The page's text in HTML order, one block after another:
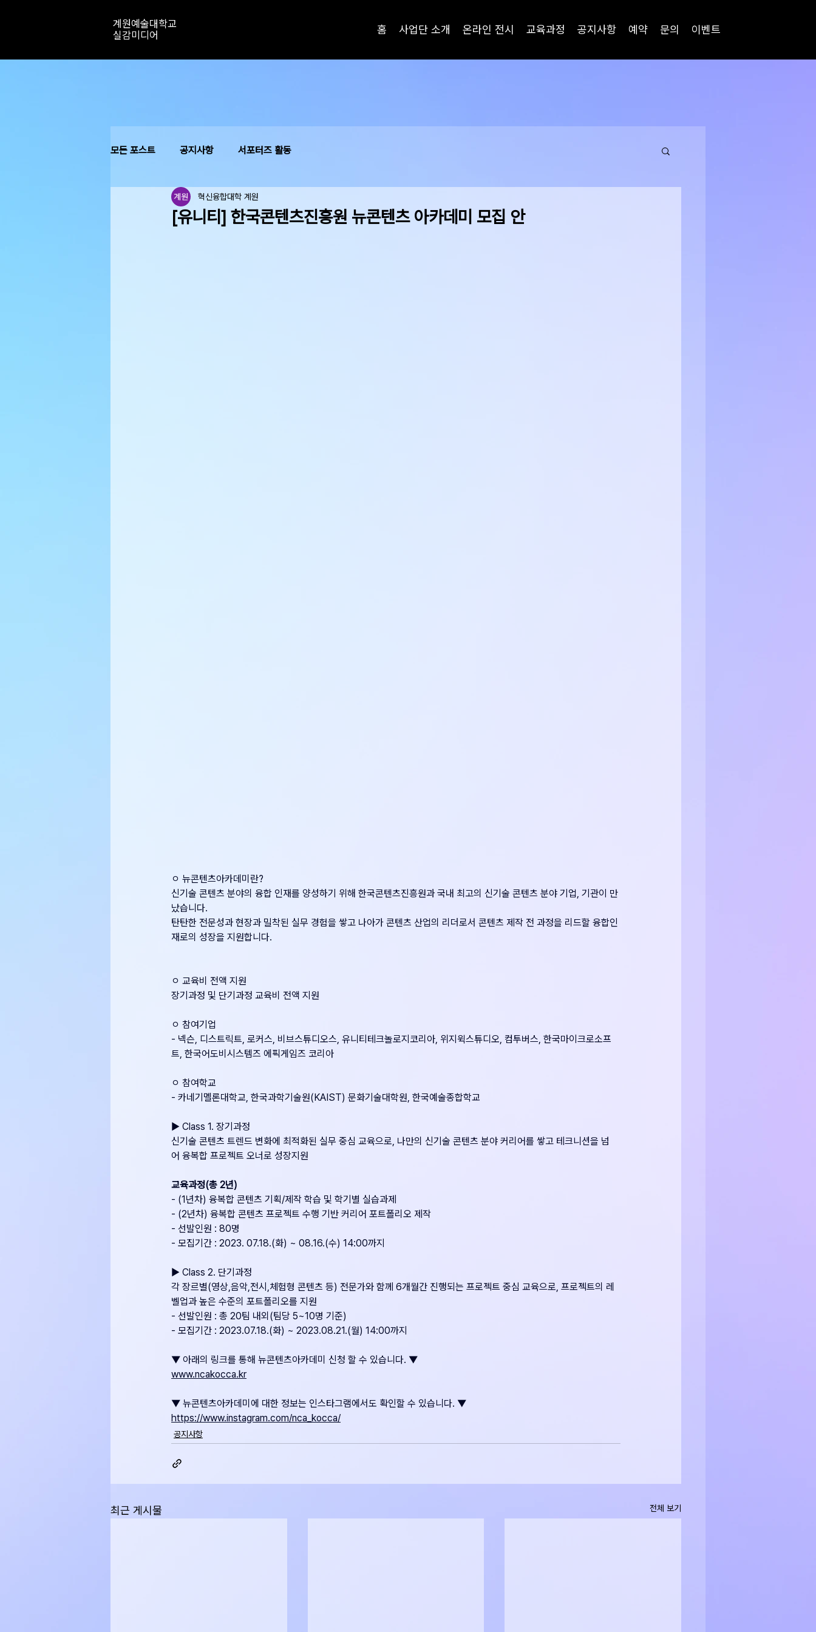
계원예술대학교
실감미디어
홈 사업단 소개 온라인 전시 교육과정 공지사항 예약 문의 이벤트
모든 포스트 공지사항 서포터즈 활동
[유니티] 한국콘텐츠진흥원 뉴콘텐츠 아카데미 모집 안
혁신융합대학 계원
ㅇ 뉴콘텐츠아카데미란?
신기술 콘텐츠 분야의 융합 인재를 양성하기 위해 한국콘텐츠진흥원과 국내 최고의 신기술 콘텐츠 분야 기업, 기관이 만
났습니다.
탄탄한 전문성과 현장과 밀착된 실무 경험을 쌓고 나아가 콘텐츠 산업의 리더로서 콘텐츠 제작 전 과정을 리드할 융합인
재로의 성장을 지원합니다.
ㅇ 교육비 전액 지원
장기과정 및 단기과정 교육비 전액 지원
ㅇ 참여기업
- 넥슨, 디스트릭트, 로커스, 비브스튜디오스, 유니티테크놀로지코리아, 위지윅스튜디오, 컴투버스, 한국마이크로소프
트, 한국어도비시스템즈 에픽게임즈 코리아
ㅇ 참여학교
- 카네기멜론대학교, 한국과학기술원(KAIST) 문화기술대학원, 한국예술종합학교
▶ Class 1. 장기과정
신기술 콘텐츠 트렌드 변화에 최적화된 실무 중심 교육으로, 나만의 신기술 콘텐츠 분야 커리어를 쌓고 테크니션을 넘
어 융복합 프로젝트 오너로 성장지원
교육과정(총 2년)
- (1년차) 융복합 콘텐츠 기획/제작 학습 및 학기별 실습과제
- (2년차) 융복합 콘텐츠 프로젝트 수행 기반 커리어 포트폴리오 제작
- 선발인원 : 80명
- 모집기간 : 2023. 07.18.(화) ~ 08.16.(수) 14:00까지
▶ Class 2. 단기과정
각 장르별(영상,음악,전시,체험형 콘텐츠 등) 전문가와 함께 6개월간 진행되는 프로젝트 중심 교육으로, 프로젝트의 레
벨업과 높은 수준의 포트폴리오를 지원
- 선발인원 : 총 20팀 내외(팀당 5~10명 기준)
- 모집기간 : 2023.07.18.(화) ~ 2023.08.21.(월) 14:00까지
▼ 아래의 링크를 통해 뉴콘텐츠아카데미 신청 할 수 있습니다. ▼
www.ncakocca.kr
▼ 뉴콘텐츠아카데미에 대한 정보는 인스타그램에서도 확인할 수 있습니다. ▼
https://www.instagram.com/nca_kocca/
공지사항
최근 게시물 전체 보기